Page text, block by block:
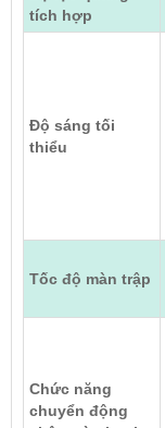
tích hợp
Độ sáng tối
thiểu
Tốc độ màn trập
Chức năng
chuyển động